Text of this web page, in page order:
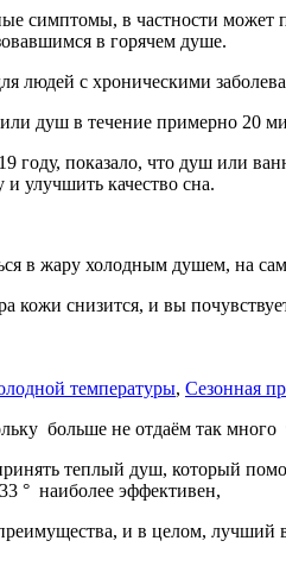
симптомы, в частности
в горячем душе.
людей с хроническими
душ в течение примерно 20
году, показало, что душ или
и улучшить качество сна.
в жару холодным душем, на
снизится, и вы
температуры, Сезонная
больше не отдаём так много
теплый душ, который
° наиболее эффективен,
и в целом, лучший